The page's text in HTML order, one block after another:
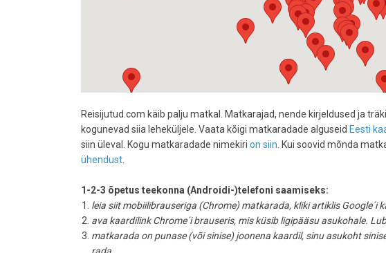
Reisijutud.com käib palju matkal. Matkarajad, nende kirjeldused ja
kogunevad siia leheküljele. Vaata kõigi matkaradade alguseid Eesti
siin üleval. Kogu matkaradade nimekiri on siin . Kui soovid mõnda
ühendust
1-2-3 õpetus teekonna (Androidi-)telefoni saamiseks:
leia siit mobiilibrauseriga (Chrome) matkarada, kliki artiklis Google´i
ava kaardilink Chrome´i brauseris, mis küsib ligipääsu asukohale.
matkarada on punase (või sinise) joonena kaardil, sinu asukoht